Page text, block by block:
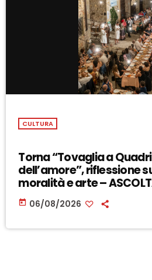
CULTURA
Torna “Tovaglia a
dell’amore”, riflessione
moralità e arte –
today 06/08/2026